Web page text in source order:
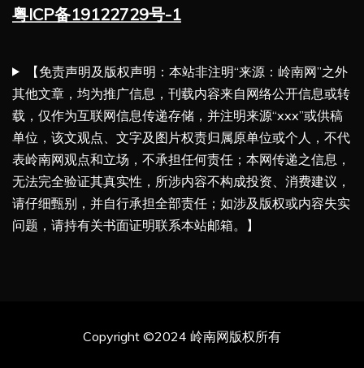
粤ICP备19122729号-1
【免责声明及版权声明：本站非注明“来源：岭南网”之外
其他文章，均为推广信息，刊载内容来自网络公开信息或转
载，仅作为互联网信息传递存储，并注明来源“xxx”或供稿
单位，该文观点、文字及图片权责归属原单位或个人，不代
表岭南网观点和立场，不承担任何责任；本网传递之信息，
无法完全验证其真实性，所涉内容不构成投资、消费建议，
请仔细甄别，并自行承担全部责任；如涉及版权或内容失实
问题，请持有关书面证明联系本站邮箱。】
Copyright ©2024 岭南网版权所有